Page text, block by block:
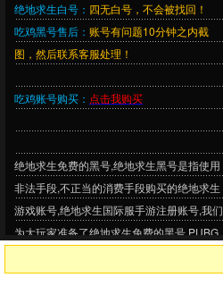
绝地求生白号： 四无白号，不会被找回！
吃鸡黑号售后： 账号有问题10分钟之内截
图，然后联系客服处理！
吃鸡账号购买： 点击我购买
绝地求生免费的黑号,绝地求生黑号是指使用
非法手段,不正当的消费手段购买的绝地求生
游戏账号,绝地求生国际服手游注册账号,我们
为大玩家准备了绝地求生免费的黑号,PUBG